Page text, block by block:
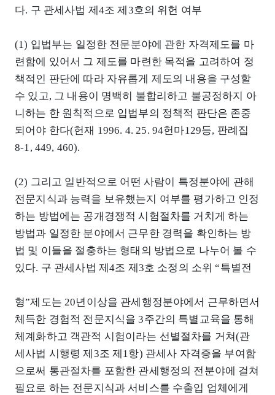
다. 구 관세사법 제4조 제3호의 위헌 여부
(1) 입법부는 일정한 전문분야에 관한 자격제도를 마
련함에 있어서 그 제도를 마련한 목적을 고려하여 정
책적인 판단에 따라 자유롭게 제도의 내용을 구성할
수 있고, 그 내용이 명백히 불합리하고 불공정하지 아
니하는 한 원칙적으로 입법부의 정책적 판단은 존중
되어야 한다(헌재 1996. 4. 25. 94헌마129등, 판례집
8-1, 449, 460).
(2) 그리고 일반적으로 어떤 사람이 특정분야에 관해
전문지식과 능력을 보유했는지 여부를 평가하고 인정
하는 방법에는 공개경쟁적 시험절차를 거치게 하는
방법과 일정한 분야에서 근무한 경력을 확인하는 방
법 및 이들을 절충하는 형태의 방법으로 나누어 볼 수
있다. 구 관세사법 제4조 제3호 소정의 소위 “특별전
형”제도는 20년이상을 관세행정분야에서 근무하면서
체득한 경험적 전문지식을 3주간의 특별교육을 통해
체계화하고 객관적 시험이라는 선별절차를 거쳐(관
세사법 시행령 제3조 제1항) 관세사 자격증을 부여함
으로써 통관절차를 포함한 관세행정의 전분야에 걸쳐
필요로 하는 전문지식과 서비스를 수출입 업체에게